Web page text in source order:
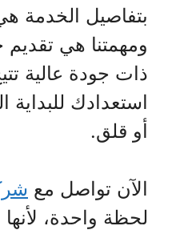
بتفاصيل الخدمة
ومهمتنا هي
ذات جودة عالية
استعدادك للبداية
أو قلق.
الآن تواصل مع
لحظة واحدة، لأنها